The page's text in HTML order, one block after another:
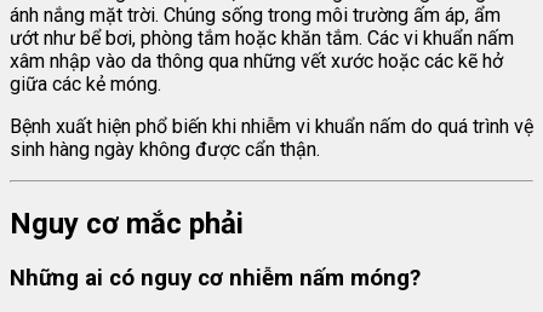
ánh nắng mặt trời. Chúng sống trong môi trường ấm áp, ẩm
ướt như bể bơi, phòng tắm hoặc khăn tắm. Các vi khuẩn nấm
xâm nhập vào da thông qua những vết xước hoặc các kẽ hở
giữa các kẻ móng.
Bệnh xuất hiện phổ biến khi nhiễm vi khuẩn nấm do quá trình vệ
sinh hàng ngày không được cẩn thận.
Nguy cơ mắc phải
Những ai có nguy cơ nhiễm nấm móng?